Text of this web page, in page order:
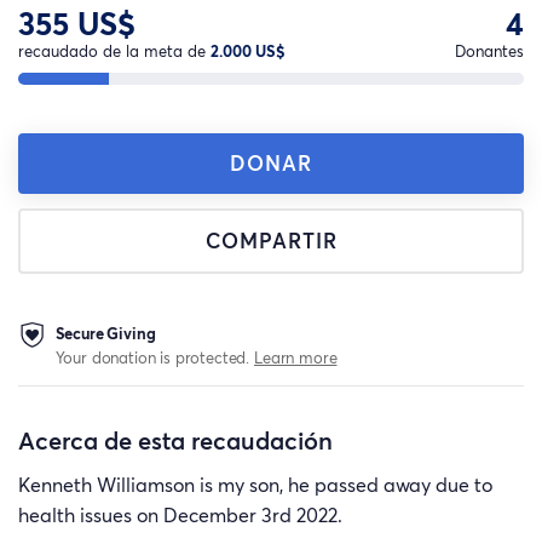
355 US$
recaudado de la meta de 2.000 US$
4
Donantes
DONAR
COMPARTIR
Secure Giving
Your donation is protected. Learn more
Acerca de esta recaudación
Kenneth Williamson is my son, he passed away due to
health issues on December 3rd 2022.